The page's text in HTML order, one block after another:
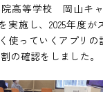
院高等学校 岡山キ
実施し、2025年度が
使っていくアプリの
の確認をしました